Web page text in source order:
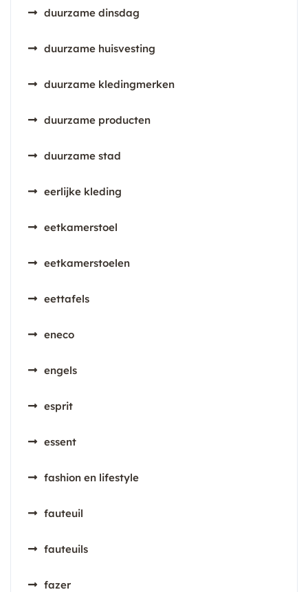
duurzame dinsdag
duurzame huisvesting
duurzame kledingmerken
duurzame producten
duurzame stad
eerlijke kleding
eetkamerstoel
eetkamerstoelen
eettafels
eneco
engels
esprit
essent
fashion en lifestyle
fauteuil
fauteuils
fazer